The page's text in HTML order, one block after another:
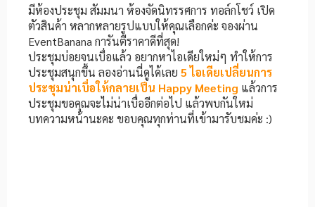
มีห้องประชุม สัมมนา ห้องจัดนิทรรศการ ทอล์กโชว์ เปิด
ตัวสินค้า หลากหลายรูปแบบให้คุณเลือกค่ะ จองผ่าน
EventBanana การันตีราคาดีที่สุด!
ประชุมบ่อยจนเบื่อแล้ว อยากหาไอเดียใหม่ๆ ทำให้การ
ประชุมสนุกขึ้น ลองอ่านนี่ดูได้เลย 5ไอเดียเปลี่ยนการ
ประชุมน่าเบื่อให้กลายเป็น Happy Meeting แล้วการ
ประชุมขอคุณจะไม่น่าเบื่ออีกต่อไป แล้วพบกันใหม่
บทความหน้านะคะ ขอบคุณทุกท่านที่เข้ามารับชมค่ะ :)